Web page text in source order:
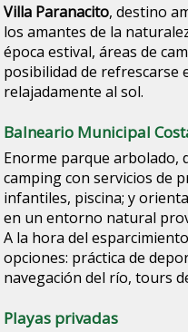
Villa Paranacito, destino
los amantes de la
época estival, áreas de
posibilidad de refrescarse
relajadamente al sol.
Balneario Municipal
Enorme parque arbolado,
camping con servicios de
infantiles, piscina; y
en un entorno natural
A la hora del
opciones: práctica de
navegación del río, tours
Playas privadas